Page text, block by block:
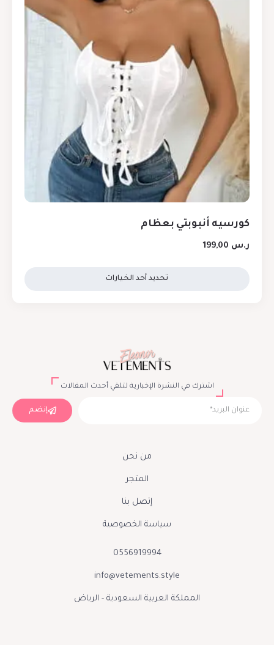
كورسيه أنبوبتي بعظام
ر.س
تحديد أحد الخيارات
اشترك في النشرة الإخبارية لتلقي أحدث المقالات
إنضم
من نحن
المتجر
إتصل بنا
سياسة الخصوصية
0556919994
info@vetements.style
المملكة العربية السعودية - الرياض